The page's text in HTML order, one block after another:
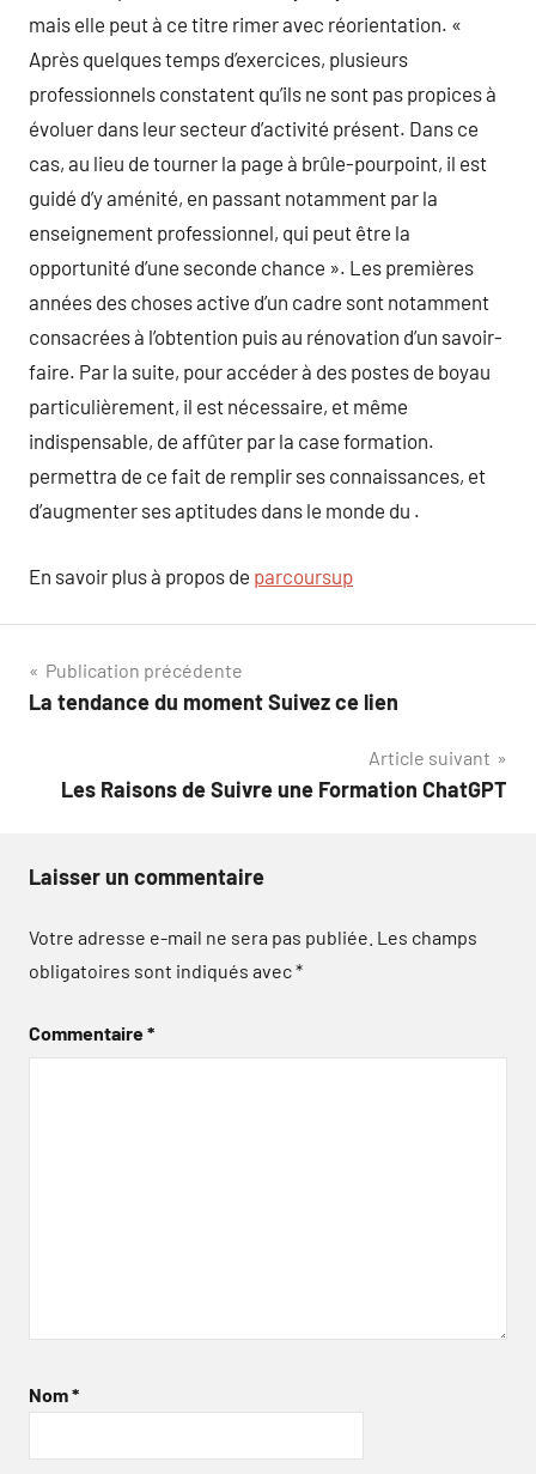
mais elle peut à ce titre rimer avec réorientation. «
Après quelques temps d’exercices, plusieurs
professionnels constatent qu’ils ne sont pas propices à
évoluer dans leur secteur d’activité présent. Dans ce
cas, au lieu de tourner la page à brûle-pourpoint, il est
guidé d’y aménité, en passant notamment par la
enseignement professionnel, qui peut être la
opportunité d’une seconde chance ». Les premières
années des choses active d’un cadre sont notamment
consacrées à l’obtention puis au rénovation d’un savoir-
faire. Par la suite, pour accéder à des postes de boyau
particulièrement, il est nécessaire, et même
indispensable, de affûter par la case formation.
permettra de ce fait de remplir ses connaissances, et
d’augmenter ses aptitudes dans le monde du .
En savoir plus à propos de parcoursup
Navigation
de
Publication précédente
La tendance du moment Suivez ce lien
Article suivant
Les Raisons de Suivre une Formation ChatGPT
Laisser un commentaire
Votre adresse e-mail ne sera pas publiée. Les champs
obligatoires sont indiqués avec*
Commentaire*
Nom*